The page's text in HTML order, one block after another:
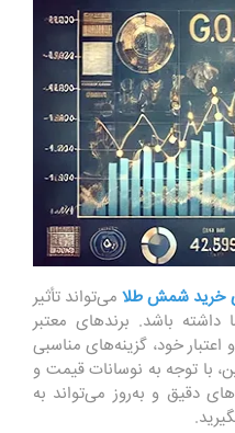
خرید شمش طلا می‌تواند تأثیر
باشد. برندهای معتبر
خود، گزینه‌های مناسبی
با توجه به نوسانات قیمت و
دقیق و به‌روز می‌تواند به